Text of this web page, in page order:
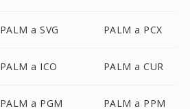
PALM a SVG PALM a PCX
PALM a ICO PALM a CUR
PALM a PGM PALM a PPM